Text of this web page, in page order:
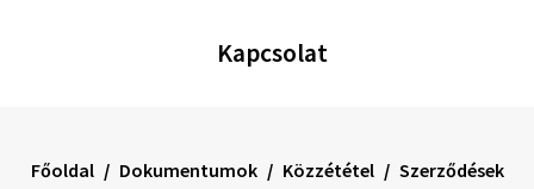
Kapcsolat
Főoldal Dokumentumok Közzététel Szerződések